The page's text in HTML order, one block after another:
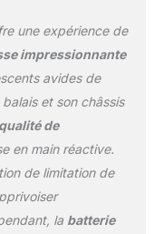
une expérience de
impressionnante
avides de
et son châssis
qualité de
en main réactive.
de limitation de
la batterie